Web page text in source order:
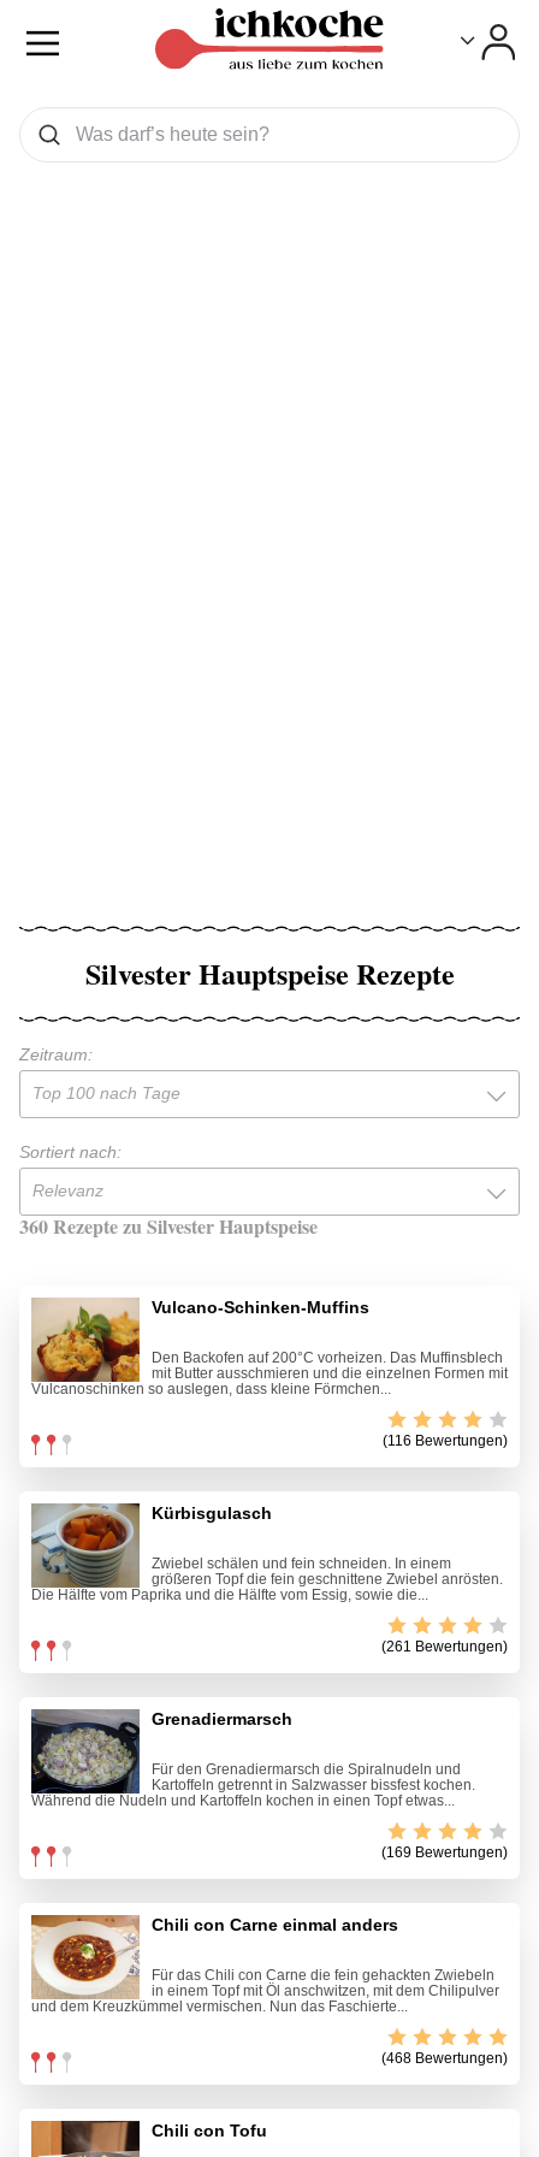
Was wollen Sie suchen
Suchen
Silvester Hauptspeise Rezepte
Zeitraum:
Top 100 nach Tage
Sortiert nach:
Relevanz
360 Rezepte zu Silvester Hauptspeise
Vulcano-Schinken-Muffins
Den Backofen auf 200°C vorheizen. Das Muffinsblech
mit Butter ausschmieren und die einzelnen Formen mit
Vulcanoschinken so auslegen, dass kleine Förmchen...
(116 Bewertungen)
Kürbisgulasch
Zwiebel schälen und fein schneiden. In einem
größeren Topf die fein geschnittene Zwiebel anrösten.
Die Hälfte vom Paprika und die Hälfte vom Essig, sowie die...
(261 Bewertungen)
Grenadiermarsch
Für den Grenadiermarsch die Spiralnudeln und
Kartoffeln getrennt in Salzwasser bissfest kochen.
Während die Nudeln und Kartoffeln kochen in einen Topf etwas...
(169 Bewertungen)
Chili con Carne einmal anders
Für das Chili con Carne die fein gehackten Zwiebeln
in einem Topf mit Öl anschwitzen, mit dem Chilipulver
und dem Kreuzkümmel vermischen. Nun das Faschierte...
(468 Bewertungen)
Chili con Tofu